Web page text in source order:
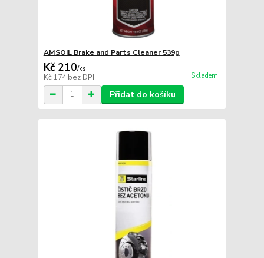
AMSOIL Brake and Parts Cleaner 539g
Kč 210/ks
Kč 174bez DPH Skladem
Přidat do košíku